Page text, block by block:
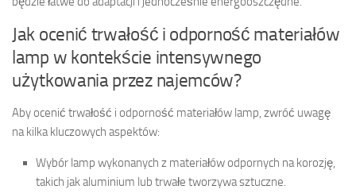
Jak ocenić trwałość i odporność materiałów
lamp w kontekście intensywnego
użytkowania przez najemców?
Aby ocenić trwałość i odporność materiałów lamp, zwróć uwagę
na kilka kluczowych aspektów:
Wybór lamp wykonanych z materiałów odpornych na korozję,
takich jak aluminium lub trwałe tworzywa sztuczne.